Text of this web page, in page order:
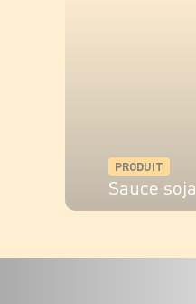
PRODUIT
Sauce soja